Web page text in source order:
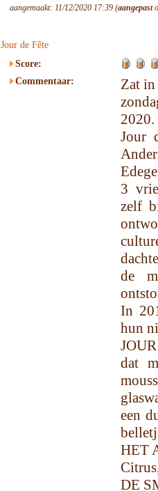
aangemaakt: 11/12/2020 17:39 (aangepast
Jour de Fête
Score:
Commentaar:
Zat
2020.
Jour
3
zelf
de
In
hun
dat
een
HET
DE